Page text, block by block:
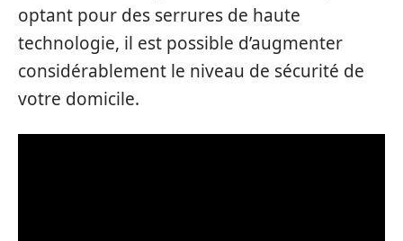
optant pour des serrures de haute
technologie, il est possible d’augmenter
considérablement le niveau de sécurité de
votre domicile.